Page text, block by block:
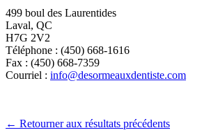
499 boul des Laurentides
Laval, QC
H7G 2V2
Téléphone : (450) 668-1616
Fax : (450) 668-7359
Courriel : info@desormeauxdentiste.com
← Retourner aux résultats précédents